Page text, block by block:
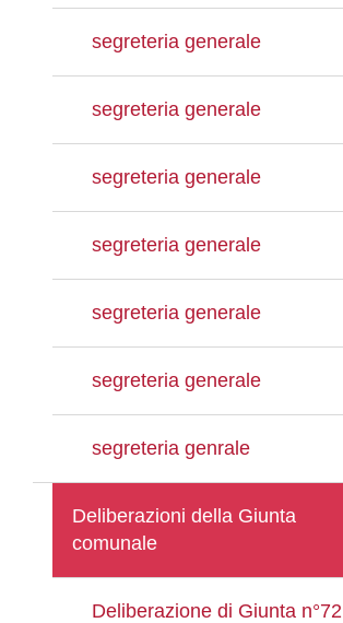
segreteria generale
segreteria generale
segreteria generale
segreteria generale
segreteria generale
segreteria generale
segreteria genrale
Deliberazioni della Giunta
comunale
Deliberazione di Giunta n°72